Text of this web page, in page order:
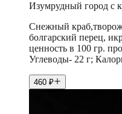
Изумрудный город с
Снежный
болгарский перец,
ценность в 100 гр.
Углеводы- 22 г;
460 ₽